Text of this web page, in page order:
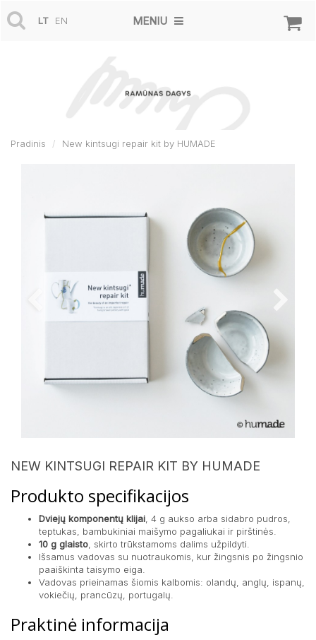
LT EN MENIU
Pradinis New kintsugi repair kit by HUMADE
NEW KINTSUGI REPAIR KIT BY HUMADE
Produkto specifikacijos
Dviejų komponentų klijai , 4 g aukso arba sidabro pudros,
teptukas, bambukiniai maišymo pagaliukai ir pirštinės.
10 g glaisto , skirto trūkstamoms dalims užpildyti.
Išsamus vadovas su nuotraukomis, kur žingsnis po žingsnio
paaiškinta taisymo eiga.
Vadovas prieinamas šiomis kalbomis: olandų, anglų, ispanų,
vokiečių, prancūzų, portugalų.
Praktinė informacija